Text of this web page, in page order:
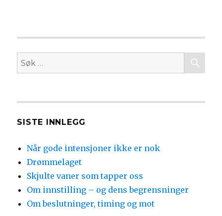
Søk
etter:
SISTE INNLEGG
Når gode intensjoner ikke er nok
Drømmelaget
Skjulte vaner som tapper oss
Om innstilling – og dens begrensninger
Om beslutninger, timing og mot